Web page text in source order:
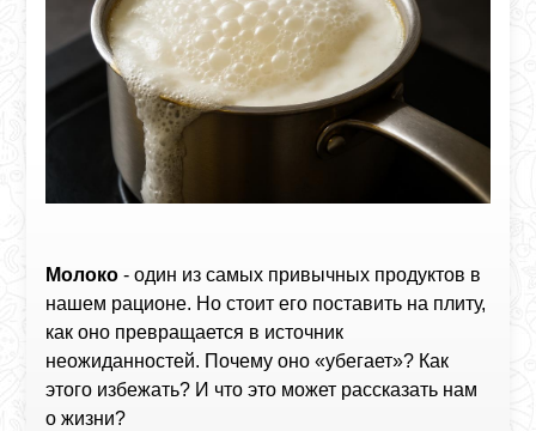
Молоко - один из самых привычных продуктов в
нашем рационе. Но стоит его поставить на плиту,
как оно превращается в источник
неожиданностей. Почему оно «убегает»? Как
этого избежать? И что это может рассказать нам
о жизни?